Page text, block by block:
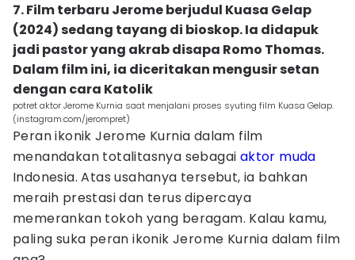
7. Film terbaru Jerome berjudul Kuasa Gelap
(2024) sedang tayang di bioskop. Ia didapuk
jadi pastor yang akrab disapa Romo Thomas.
Dalam film ini, ia diceritakan mengusir setan
dengan cara Katolik
potret aktor Jerome Kurnia saat menjalani proses syuting film Kuasa Gelap.
(instagram.com/jerompret)
Peran ikonik Jerome Kurnia dalam film
menandakan totalitasnya sebagai aktor muda
Indonesia. Atas usahanya tersebut, ia bahkan
meraih prestasi dan terus dipercaya
memerankan tokoh yang beragam. Kalau kamu,
paling suka peran ikonik Jerome Kurnia dalam film